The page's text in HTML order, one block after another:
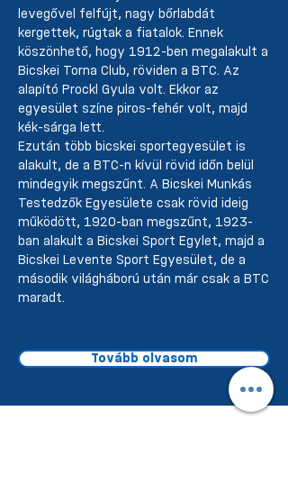
levegővel felfújt, nagy bőrlabdát
kergettek, rúgtak a fiatalok. Ennek
köszönhető, hogy 1912-ben megalakult a
Bicskei Torna Club, röviden a BTC. Az
alapító Prockl Gyula volt. Ekkor az
egyesület színe piros-fehér volt, majd
kék-sárga lett.
Ezután több bicskei sportegyesület is
alakult, de a BTC-n kívül rövid időn belül
mindegyik megszűnt. A Bicskei Munkás
Testedzők Egyesülete csak rövid ideig
működött, 1920-ban megszűnt, 1923-
ban alakult a Bicskei Sport Egylet, majd a
Bicskei Levente Sport Egyesület, de a
második világháború után már csak a BTC
maradt.
Tovább olvasom